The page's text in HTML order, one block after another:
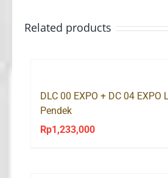
Related products
DLC 00 EXPO + DC 04
Pendek
Rp1,233,000